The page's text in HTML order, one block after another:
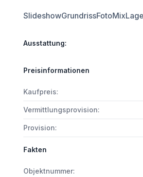
SlideshowGrundrissFotoMix
Ausstattung:
Preisinformationen
Kaufpreis:
Vermittlungsprovision:
Provision:
Fakten
Objektnummer: